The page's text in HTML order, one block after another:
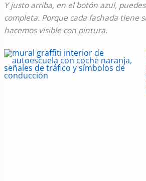
Y justo arriba, en el botón azul,
completa. Porque cada fachada tiene
hacemos visible con pintura.